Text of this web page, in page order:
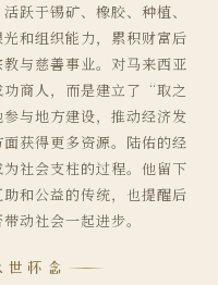
跃于锡矿、橡胶、种植、
和组织能力，累积财富后
与慈善事业。对马来西亚
商人，而是建立了“取之
与地方建设，推动经济发
获得更多资源。陆佑的经
社会支柱的过程。他留下
和公益的传统，也提醒后
动社会一起进步。
怀念